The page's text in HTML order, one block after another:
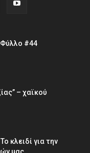
Φύλλο #44
– χαϊκού
κλειδί για την
µας